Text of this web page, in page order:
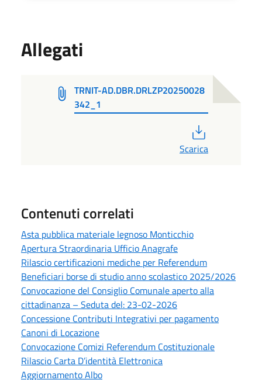
Allegati
TRNIT-AD.DBR.DRLZP20250028
342_1
Scarica
Contenuti correlati
Asta pubblica materiale legnoso Monticchio
Apertura Straordinaria Ufficio Anagrafe
Rilascio certificazioni mediche per Referendum
Beneficiari borse di studio anno scolastico 2025/2026
Convocazione del Consiglio Comunale aperto alla
cittadinanza – Seduta del: 23-02-2026
Concessione Contributi Integrativi per pagamento
Canoni di Locazione
Convocazione Comizi Referendum Costituzionale
Rilascio Carta D’identità Elettronica
Aggiornamento Albo